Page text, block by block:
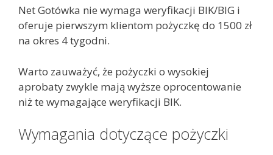
Net Gotówka nie wymaga weryfikacji BIK/BIG i
oferuje pierwszym klientom pożyczkę do 1500 zł
na okres 4 tygodni.
Warto zauważyć, że pożyczki o wysokiej
aprobaty zwykle mają wyższe oprocentowanie
niż te wymagające weryfikacji BIK.
Wymagania dotyczące pożyczki